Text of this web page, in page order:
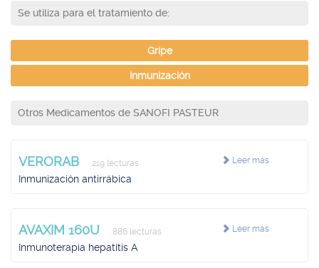
Se utiliza para el tratamiento de:
Gripe
Inmunización
Otros Medicamentos de SANOFI PASTEUR
Leer más
VERORAB 219 lecturas
Inmunización antirrábica
Leer más
AVAXIM 160U 886 lecturas
Inmunoterapia hepatitis A